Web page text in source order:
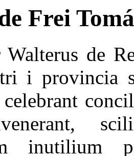
Frei
Walterus de
i provincia
inutilium